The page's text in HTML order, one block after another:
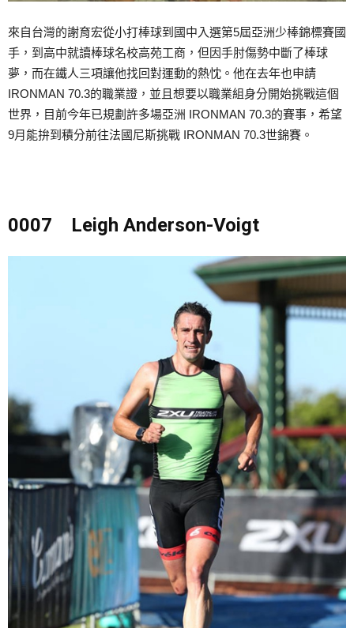
來自台灣的謝育宏從小打棒球到國中入選第5屆亞洲少棒錦標賽國
手，到高中就讀棒球名校高苑工商，但因手肘傷勢中斷了棒球
夢，而在鐵人三項讓他找回對運動的熱忱。他在去年也申請
IRONMAN 70.3的職業證，並且想要以職業組身分開始挑戰這個
世界，目前今年已規劃許多場亞洲 IRONMAN 70.3的賽事，希望
9月能拚到積分前往法國尼斯挑戰 IRONMAN 70.3世錦賽。
0007 Leigh Anderson-Voigt